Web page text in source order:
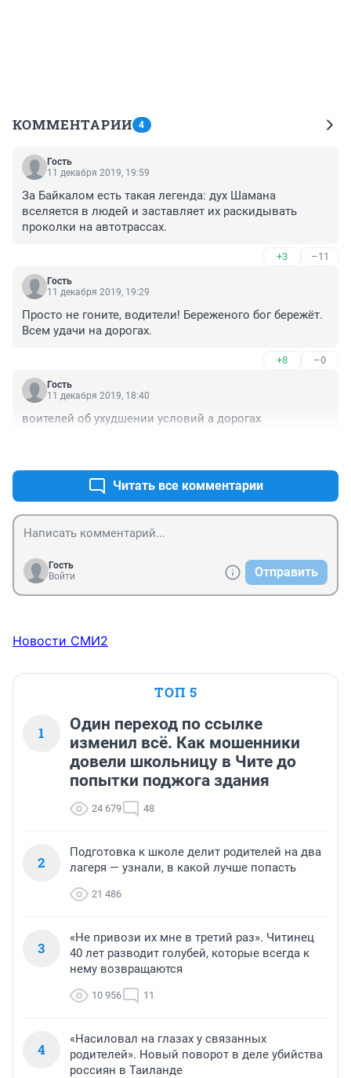
КОММЕНТАРИИ 4
Гость
11 декабря 2019, 19:59
За Байкалом есть такая легенда: дух Шамана
вселяется в людей и заставляет их раскидывать
проколки на автотрассах.
+3 –11
Гость
11 декабря 2019, 19:29
Просто не гоните, водители! Береженого бог бережёт.
Всем удачи на дорогах.
+8 –0
Гость
11 декабря 2019, 18:40
воителей об ухудшении условий а дорогах
Читать все комментарии
Гость
Войти
Отправить
Новости СМИ2
ТОП 5
1
Один переход по ссылке
изменил всё. Как мошенники
довели школьницу в Чите до
попытки поджога здания
24 679 48
2
Подготовка к школе делит родителей на два
лагеря — узнали, в какой лучше попасть
21 486
3
«Не привози их мне в третий раз». Читинец
40 лет разводит голубей, которые всегда к
нему возвращаются
10 956 11
4
«Насиловал на глазах у связанных
родителей». Новый поворот в деле убийства
россиян в Таиланде